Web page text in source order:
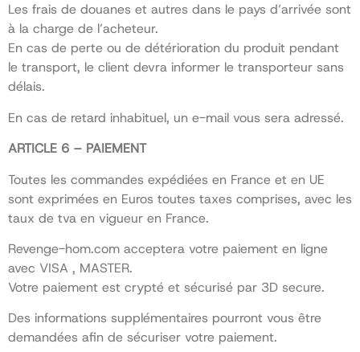
Les frais de douanes et autres dans le pays d’arrivée sont
à la charge de l’acheteur.
En cas de perte ou de détérioration du produit pendant
le transport, le client devra informer le transporteur sans
délais.
En cas de retard inhabituel, un e-mail vous sera adressé.
ARTICLE 6 – PAIEMENT
Toutes les commandes expédiées en France et en UE
sont exprimées en Euros toutes taxes comprises, avec les
taux de tva en vigueur en France.
Revenge-hom.com acceptera votre paiement en ligne
avec VISA , MASTER.
Votre paiement est crypté et sécurisé par 3D secure.
Des informations supplémentaires pourront vous être
demandées afin de sécuriser votre paiement.